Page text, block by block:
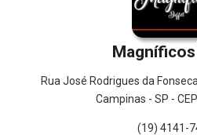
Rua José Rodrigues da
Campinas - SP -
(19) 4141-